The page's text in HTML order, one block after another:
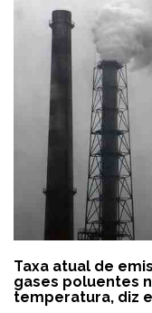
Taxa atual de
gases poluentes
temperatura, diz